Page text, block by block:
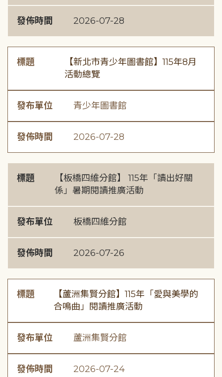
發佈時間 2026-07-28
標題
【新北市青少年圖書館】115年8月
活動總覽
發布單位 青少年圖書館
發佈時間 2026-07-28
標題
【板橋四維分館】 115年「讀出好關
係」暑期閱讀推廣活動
發布單位 板橋四維分館
發佈時間 2026-07-26
標題
【蘆洲集賢分館】115年「愛與美學的
合鳴曲」閱讀推廣活動
發布單位 蘆洲集賢分館
發佈時間 2026-07-24